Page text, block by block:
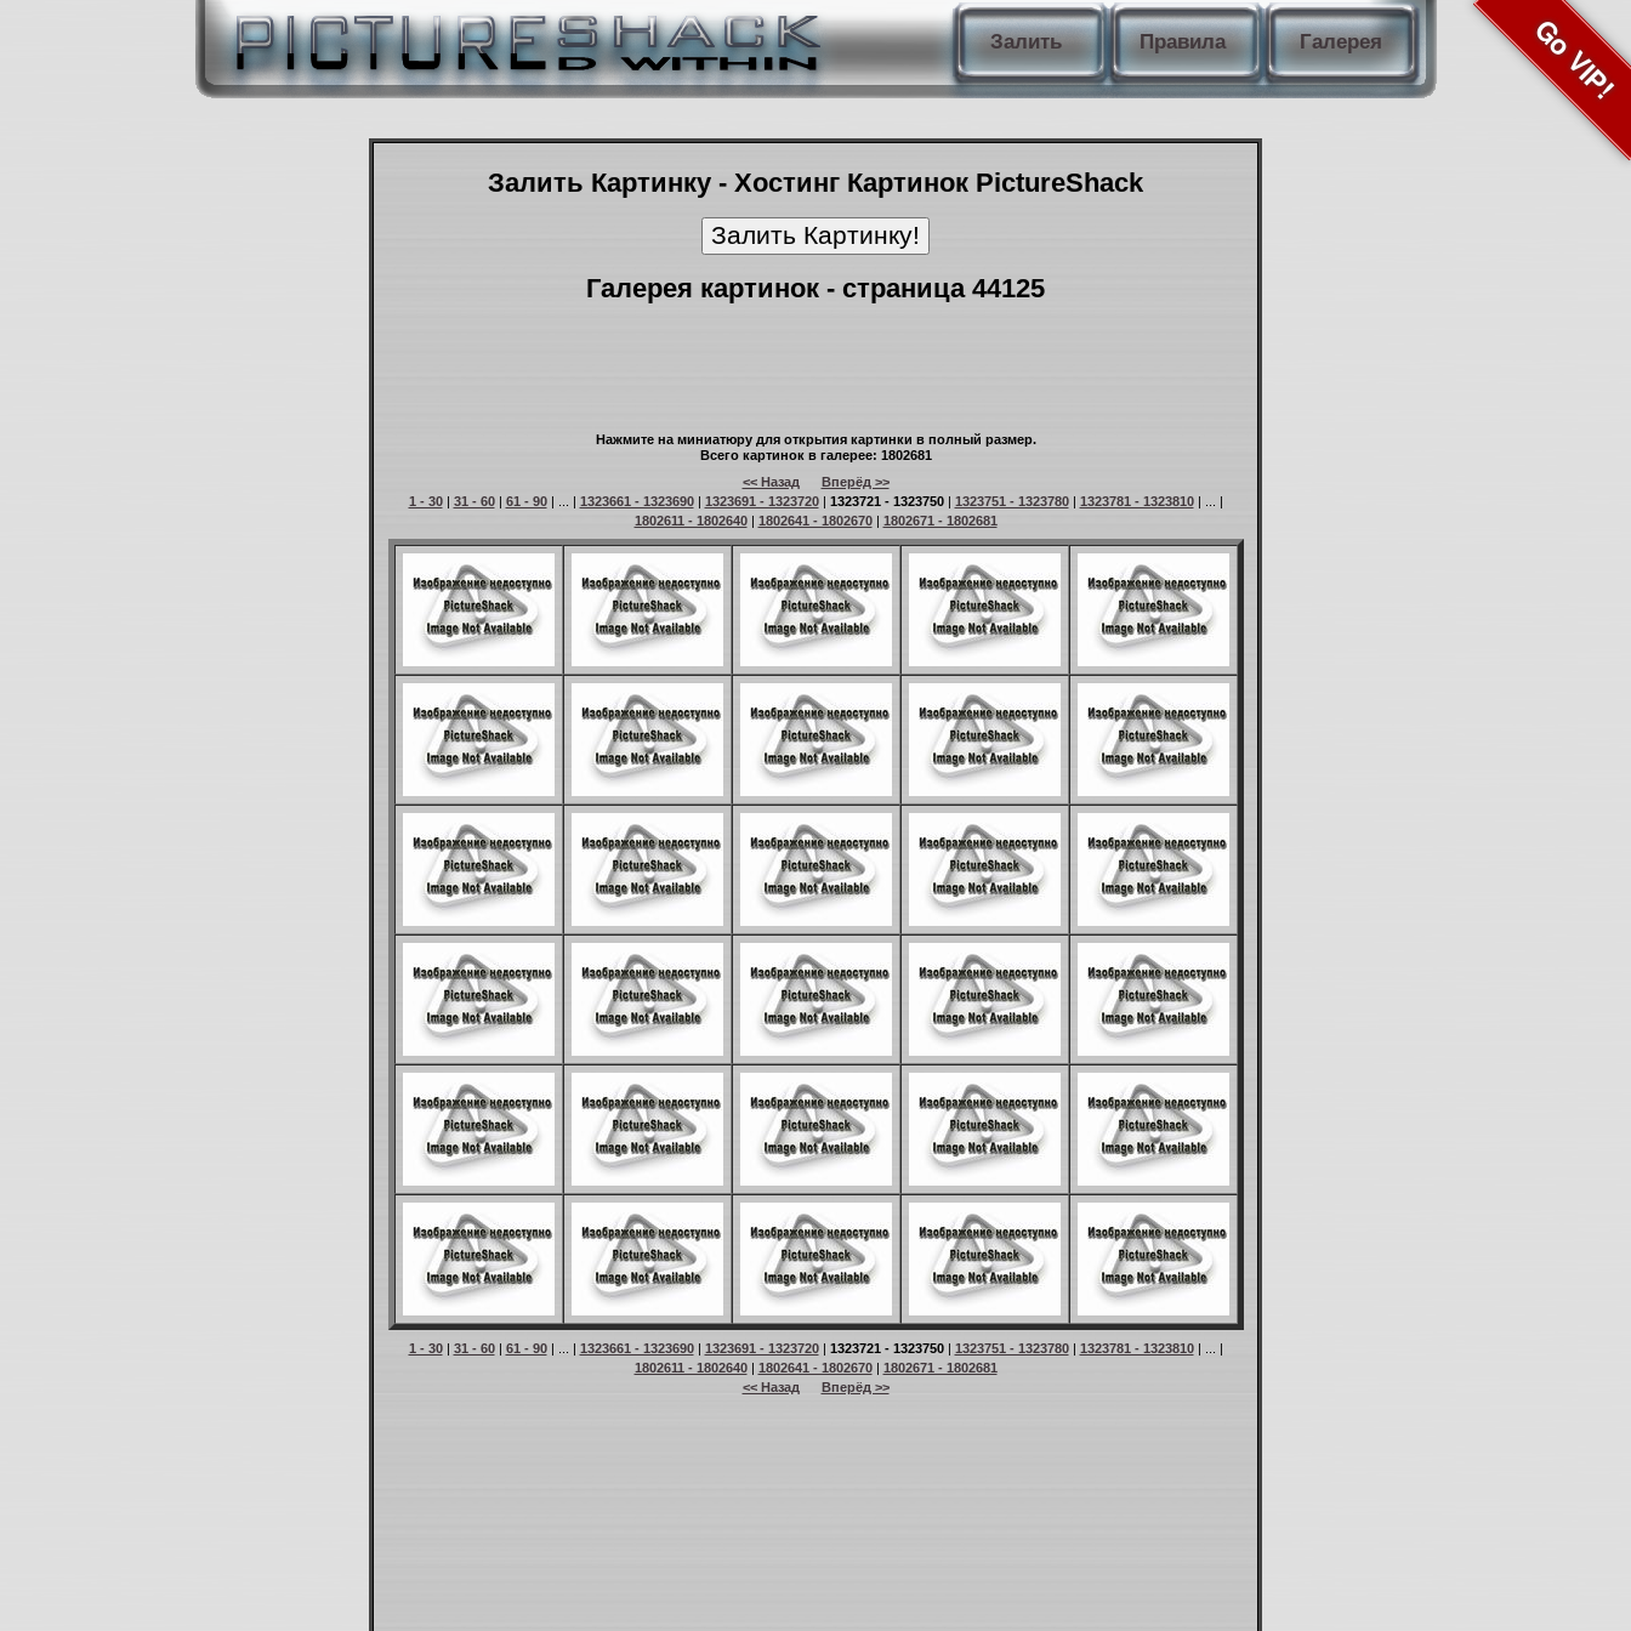
Залить Правила Галерея Go VIP!
Залить Картинку - Хостинг Картинок PictureShack
Галерея картинок - страница 44125
Нажмите на миниатюру для открытия картинки в полный размер.
Всего картинок в галерее: 1802681
<< Назад
Вперёд >>
1 - 30| 31 - 60| 61 - 90| ... | 1323661 - 1323690| 1323691 - 1323720| 1323721 - 1323750| 1323751 - 1323780| 1323781 - 1323810| ... |
1802611 - 1802640| 1802641 - 1802670| 1802671 - 1802681
1 - 30| 31 - 60| 61 - 90| ... | 1323661 - 1323690| 1323691 - 1323720| 1323721 - 1323750| 1323751 - 1323780| 1323781 - 1323810| ... |
1802611 - 1802640| 1802641 - 1802670| 1802671 - 1802681
<< Назад
Вперёд >>